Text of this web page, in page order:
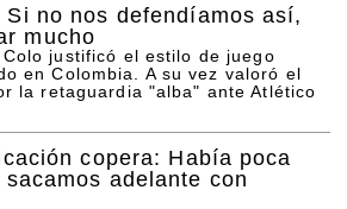
no nos defendíamos así,
mucho
justificó el estilo de juego
en Colombia. A su vez valoró el
la retaguardia "alba" ante Atlético
copera: Había poca
adelante con